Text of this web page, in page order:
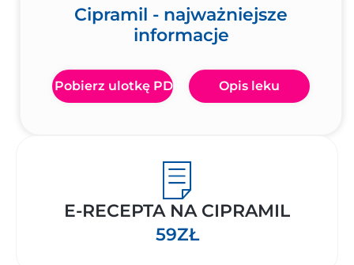
Cipramil - najważniejsze
informacje
Pobierz ulotkę PDF Opis leku
E-RECEPTA NA CIPRAMIL
59ZŁ